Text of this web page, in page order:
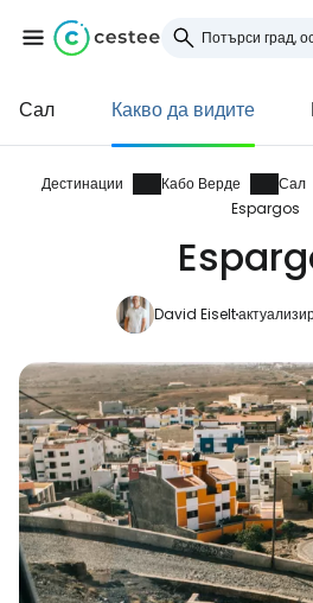
Сал Какво да видите
Дестинации Кабо Верде Сал
Espargos
David Eiselt
Влезте в
... световната общност на
Продължете с
Продължете с
Продължете с